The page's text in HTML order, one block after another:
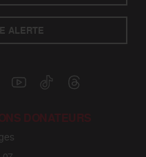
ALERTE
DONATEURS